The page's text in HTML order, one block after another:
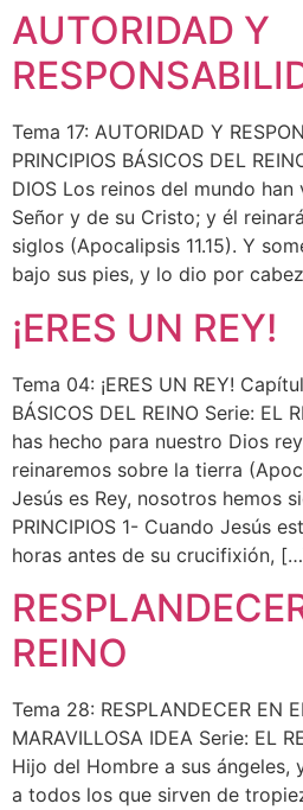
AUTORIDAD Y
Tema 17: AUTORIDAD Y
PRINCIPIOS BÁSICOS DEL
DIOS Los reinos del mundo
Señor y de su Cristo; y él
siglos (Apocalipsis 11.15). Y
bajo sus pies, y lo dio por
¡ERES UN REY!
Tema 04: ¡ERES UN REY!
BÁSICOS DEL REINO Serie: EL
has hecho para nuestro Dios
reinaremos sobre la tierra
Jesús es Rey, nosotros hemos
PRINCIPIOS 1- Cuando Jesús
horas antes de su crucifixión,
REINO
Tema 28: RESPLANDECER EN
MARAVILLOSA IDEA Serie: EL
Hijo del Hombre a sus ángeles,
a todos los que sirven de